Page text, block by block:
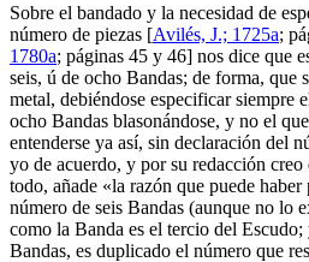
Sobre el bandado y la necesidad de
número de piezas [Avilés, J.; 1725a;
1780a; páginas 45 y 46] nos dice que
seis, ú de ocho Bandas; de forma, que
metal, debiéndose especificar siempre
ocho Bandas blasonándose, y no el
entenderse ya así, sin declaración del
yo de acuerdo, y por su redacción creo
todo, añade «la razón que puede haber
número de seis Bandas (aunque no lo
como la Banda es el tercio del Escudo;
Bandas, es duplicado el número que